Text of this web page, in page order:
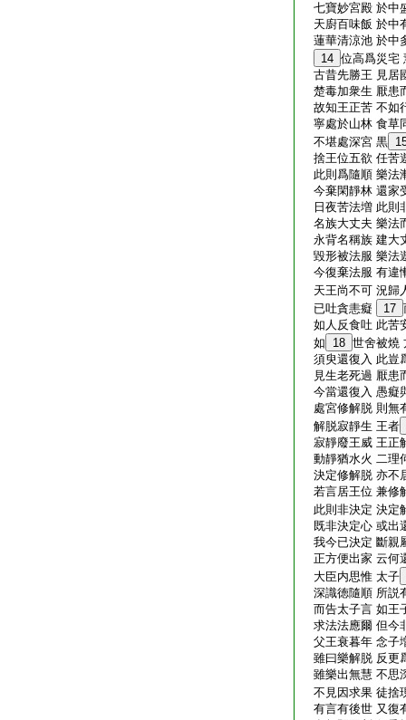
七寶妙宮殿 於中
天廚百味飯 於中
蓮華清涼池 於中
14 位高爲災宅
古昔先勝王 見居
楚毒加衆生 厭患
故知王正苦 不如
寧處於山林 食草
不堪處深宮 黒
捨王位五欲 任苦
此則爲隨順 樂法
今棄閑靜林 還家
日夜苦法増 此則
名族大丈夫 樂法
永背名稱族 建大
毀形被法服 樂法
今復棄法服 有違
天王尚不可 況歸
已吐貪恚癡
17
如人反食吐 此苦
如
18 世舍被燒
須臾還復入 此豈
見生老死過 厭患
今當還復入 愚癡
處宮修解脱 則無
解脱寂靜生 王者
寂靜廢王威 王正
動靜猶水火 二理
決定修解脱 亦不
若言居王位 兼修
此則非決定 決定
既非決定心 或出
我今已決定 斷親
正方便出家 云何
大臣内思惟 太子
深識徳隨順 所説
而告太子言 如王
求法法應爾 但今
父王衰暮年 念子
雖曰樂解脱 反更
雖樂出無慧 不思
不見因求果 徒捨
有言有後世 又復